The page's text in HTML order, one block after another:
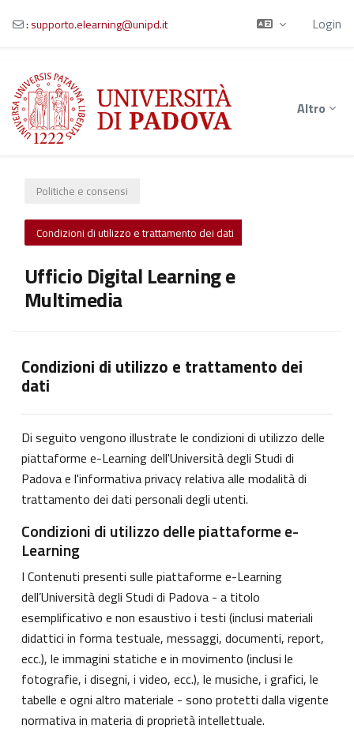
Vai al contenuto principale
: supporto.elearning@unipd.it Login
Altro
Politiche e consensi
Condizioni di utilizzo e trattamento dei dati
Ufficio Digital Learning e
Multimedia
Condizioni di utilizzo e trattamento dei
dati
Di seguito vengono illustrate le condizioni di utilizzo delle
piattaforme e-Learning dell'Università degli Studi di
Padova e l'informativa privacy relativa alle modalità di
trattamento dei dati personali degli utenti.
Condizioni di utilizzo delle piattaforme e-
Learning
I Contenuti presenti sulle piattaforme e-Learning
dell’Università degli Studi di Padova - a titolo
esemplificativo e non esaustivo i testi (inclusi materiali
didattici in forma testuale, messaggi, documenti, report,
ecc.), le immagini statiche e in movimento (inclusi le
fotografie, i disegni, i video, ecc.), le musiche, i grafici, le
tabelle e ogni altro materiale - sono protetti dalla vigente
normativa in materia di proprietà intellettuale.